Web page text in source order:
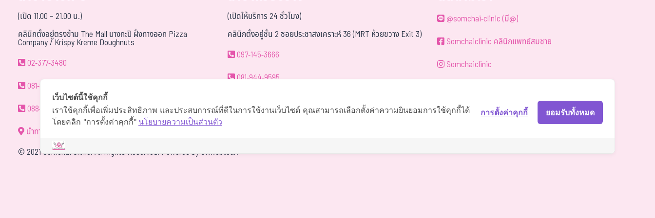
(เปิด 11.00 – 21.00 น.)
คลินิกตั้งอยู่ตรงข้าม The Mall บางกะปิ ฝั่งทางออก Pizza
Company / Krispy Kreme Doughnuts
02-377-3480
081-940-9595
088-088-0294
นำทาง
(เปิดให้บริการ 24 ชั่วโมง)
คลินิกตั้งอยู่ชั้น 2 ซอยประชาสงเคราะห์ 36 (MRT ห้วยขวาง Exit 3)
097-145-3666
081-944-9595
@somchai-clinic (มี@)
Somchaiclinic คลินิกแพทย์สมชาย
Somchaiclinic
Somchai Clinic
©2021 Somchai Clinic. All Rights Reserved. Powered by OKWebtour.
เว็บไซต์นี้ใช้คุกกี้
เราใช้คุกกี้เพื่อเพิ่มประสิทธิภาพ และประสบการณ์ที่ดีในการใช้งานเว็บไซต์ คุณสามารถเลือกตั้งค่าความยินยอมการใช้คุกกี้ได้
โดยคลิก "การตั้งค่าคุกกี้" นโยบายความเป็นส่วนตัว
ยอมรับทั้งหมด
การตั้งค่าคุกกี้